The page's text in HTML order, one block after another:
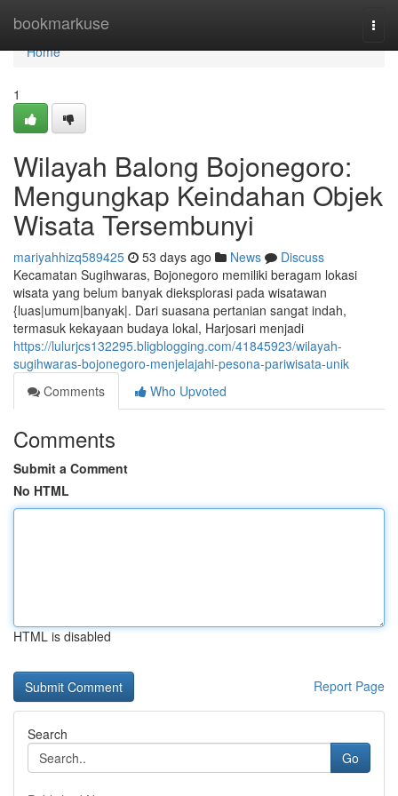
bookmarkuse
Home
Home
1
Wilayah Balong Bojonegoro:
Mengungkap Keindahan Objek
Wisata Tersembunyi
mariyahhizq589425 53 days ago News
Discuss
Kecamatan Sugihwaras, Bojonegoro memiliki beragam lokasi
wisata yang belum banyak dieksplorasi pada wisatawan
{luas|umum|banyak|. Dari suasana pertanian sangat indah,
termasuk kekayaan budaya lokal, Harjosari menjadi
https://lulurjcs132295.bligblogging.com/41845923/wilayah-
sugihwaras-bojonegoro-menjelajahi-pesona-pariwisata-unik
Comments
Who Upvoted
Comments
Submit a Comment
No HTML
HTML is disabled
Report Page
Search
Go